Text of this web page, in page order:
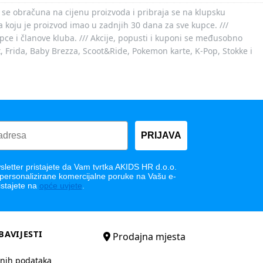
obračuna na cijenu proizvoda i pribraja se na klupsku
koju je proizvod imao u zadnjih 30 dana za sve kupce. ///
i članove kluba. /// Akcije, popusti i kuponi se međusobno
Baby Brezza, Scoot&Ride, Pokemon karte, K-Pop, Stokke i
PRIJAVA
pristajete da Vam tvrtka AKIDS HR d.o.o.
komercijalne poruke na Vašu e-
na opće uvjete.
podataka
Prodajna mjesta